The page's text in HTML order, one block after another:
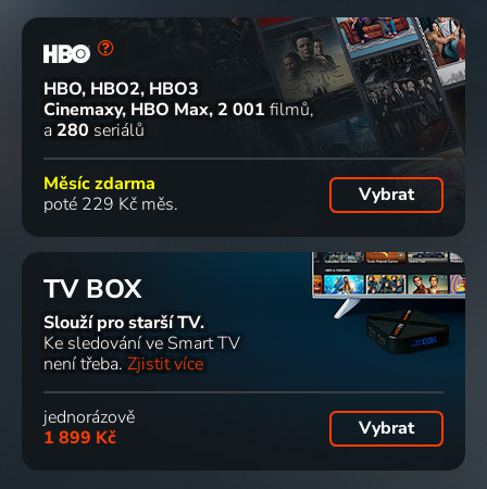
HBO, HBO2, HBO3
Cinemaxy, HBO Max 2 001 filmů
a 280 seriálů
Měsíc zdarma
poté 229 Kč měs.
Vybrat
TV BOX
Slouží pro starší TV.
Ke sledování ve Smart TV
není třeba. Zjistit více
jednorázově
1 899 Kč
Vybrat